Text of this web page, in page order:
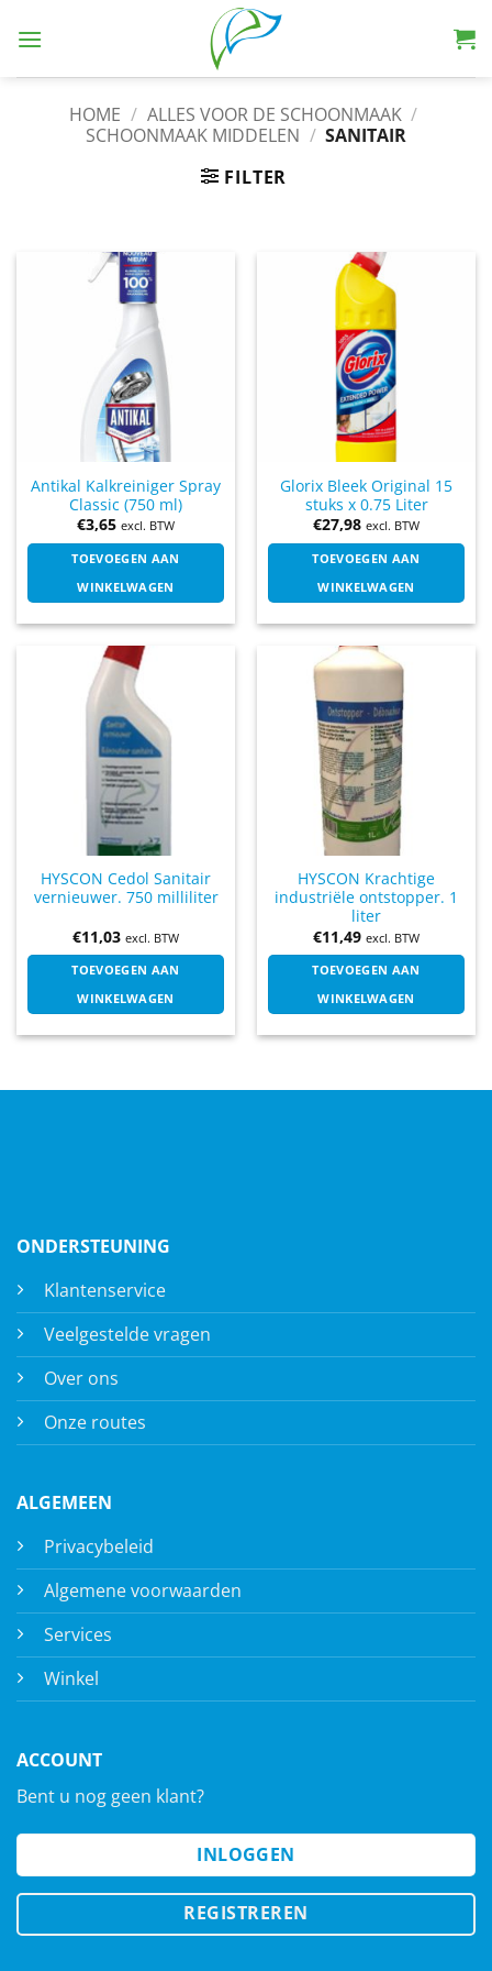
HOME / ALLES VOOR DE SCHOONMAAK /
SCHOONMAAK MIDDELEN / SANITAIR
FILTER
Antikal Kalkreiniger Spray
Classic (750 ml)
€3,65 excl. BTW
TOEVOEGEN AAN
WINKELWAGEN
Glorix Bleek Original 15
stuks x 0.75 Liter
€27,98 excl. BTW
TOEVOEGEN AAN
WINKELWAGEN
HYSCON Cedol Sanitair
vernieuwer. 750 milliliter
€11,03 excl. BTW
TOEVOEGEN AAN
WINKELWAGEN
HYSCON Krachtige
industriële ontstopper. 1
liter
€11,49 excl. BTW
TOEVOEGEN AAN
WINKELWAGEN
ONDERSTEUNING
Klantenservice
Veelgestelde vragen
Over ons
Onze routes
ALGEMEEN
Privacybeleid
Algemene voorwaarden
Services
Winkel
ACCOUNT
Bent u nog geen klant?
INLOGGEN
REGISTREREN